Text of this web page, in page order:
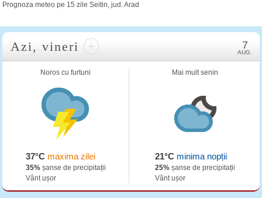
Prognoza meteo pe 15 zile Seitin, jud. Arad
Azi, vineri + 7
AUG.
Noros cu furtuni
37°Cmaxima zilei
35%șanse de precipitații
Vânt ușor
Mai mult senin
21°C minima nopții
25% șanse de precipitații
Vânt ușor